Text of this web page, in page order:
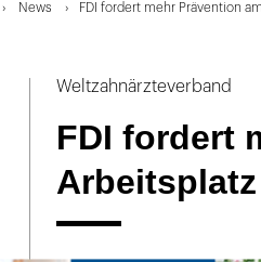
News FDI fordert mehr Prävention
Weltzahnärzteverband
FDI fordert
Arbeitsplatz